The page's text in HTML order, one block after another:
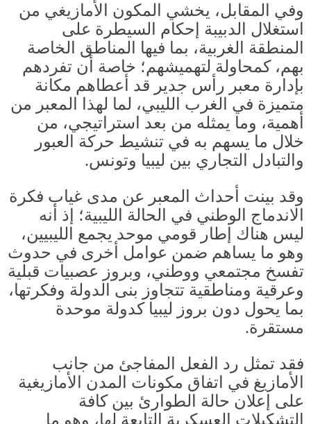
وفي المقابل، يخشي المكون الأمازيغي من
استغلال الدبيبة إحكام السيطرة على
المنطقة الغربية، بما فيها المناطق الخاصة
بهم، كمحاولة لتهميشهم؛ خاصة أن تفردهم
بإدارة معبر رأس جدير قد أعطاهم مكانة
متميزة في الغرب الليبي، لما لهذا المعبر من
أهمية، وما يمثله من بعد استراتيجي، من
خلال ما يسهم به في تنشيط حركة العبور
والتبادل التجاري بين ليبيا وتونس.
وقد بينت أحداث المعبر عن مدى غياب فكرة
الاندماج الوطني في الحالة الليبية؛ إذ أنه
ليس هناك إطار قومي موحد يجمع الليبيين،
وهو ما يساهم ضمن عوامل أخرى في حدوث
تفسخ مجتمعي ووطني، وبروز عصبيات قبلية
وعرقية ومناطقية تتجاوز بنى الدولة وفكرتها،
بما يحول دون بروز ليبيا كدولة موحدة
مستقرة.
فقد تمثل رد الفعل المفاجئ من جانب
الأمازيغ في اتفاق مكونات المدن الأمازيغية
على إعلان حالة الطوارئ بين كافة
التشكيلات العسكرية التابعة لها، وهو ما